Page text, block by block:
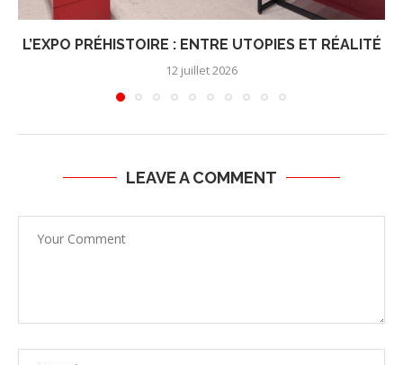
L’EXPO PRÉHISTOIRE : ENTRE UTOPIES ET RÉALITÉ
12 juillet 2026
LEAVE A COMMENT